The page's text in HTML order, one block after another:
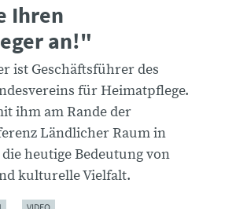
Ihren
an!"
ist Geschäftsführer des
für Heimatpflege.
ihm am Rande der
Ländlicher Raum in
heutige Bedeutung von
kulturelle Vielfalt.